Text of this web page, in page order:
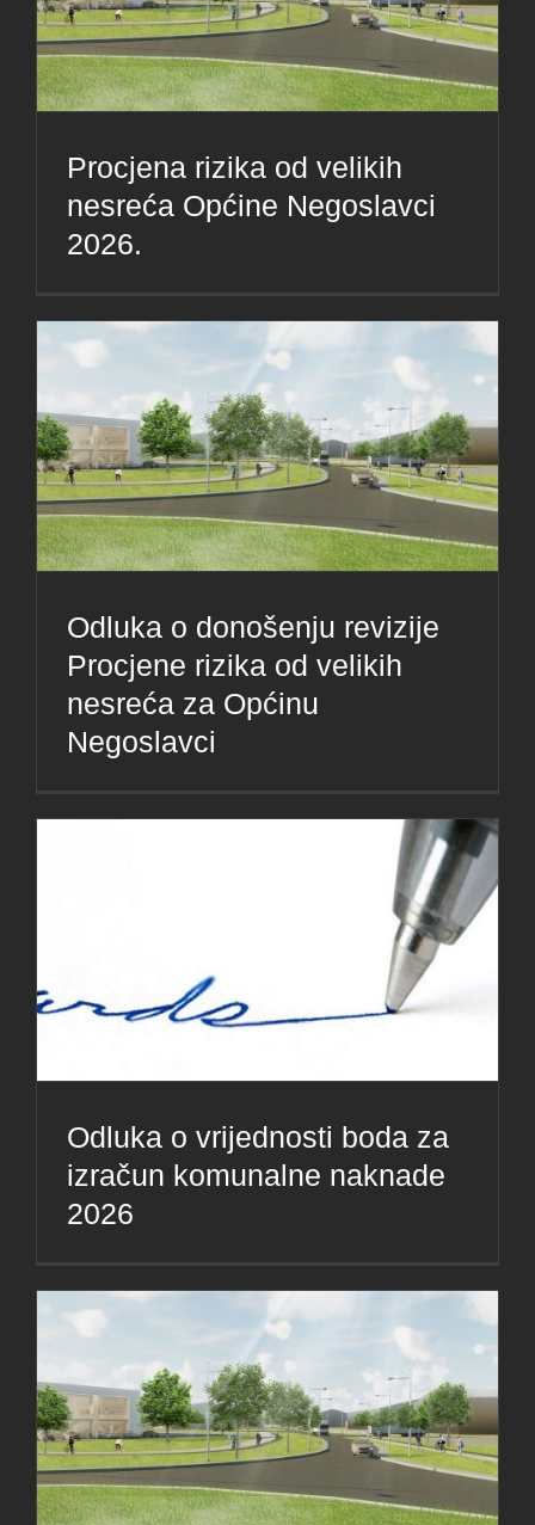
Procjena rizika od velikih
nesreća Općine Negoslavci
2026.
Odluka o donošenju revizije
Procjene rizika od velikih
nesreća za Općinu
Negoslavci
Odluka o vrijednosti boda za
izračun komunalne naknade
2026